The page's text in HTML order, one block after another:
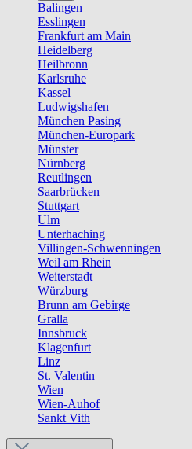
Balingen
Esslingen
Frankfurt am Main
Heidelberg
Heilbronn
Karlsruhe
Kassel
Ludwigshafen
München Pasing
München-Europark
Münster
Nürnberg
Reutlingen
Saarbrücken
Stuttgart
Ulm
Unterhaching
Villingen-Schwenningen
Weil am Rhein
Weiterstadt
Würzburg
Brunn am Gebirge
Gralla
Innsbruck
Klagenfurt
Linz
St. Valentin
Wien
Wien-Auhof
Sankt Vith